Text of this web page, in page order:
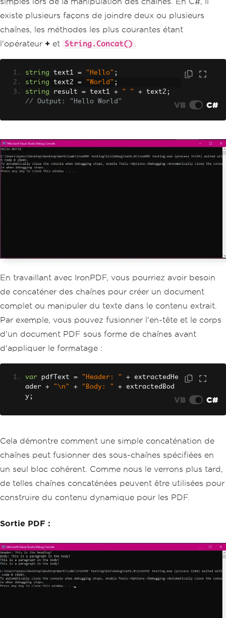
existe plusieurs façons de joindre deux ou plusieurs
chaînes, les méthodes les plus courantes étant
l'opérateur + et String.Concat()
string text1 = "Hello" ;
string text2 = "World" ;
string result = text1 + " " + text2 ;
// Output: "Hello World"
VB C#
En travaillant avec IronPDF, vous pourriez avoir besoin
de concaténer des chaînes pour créer un document
complet ou manipuler du texte dans le contenu extrait.
Par exemple, vous pouvez fusionner l'en-tête et le corps
d'un document PDF sous forme de chaînes avant
d'appliquer le formatage :
var pdfText = "Header: " + extractedHe
ader + "\n" + "Body: " + extractedBod
y; VB C#
Cela démontre comment une simple concaténation de
chaînes peut fusionner des sous-chaînes spécifiées en
un seul bloc cohérent. Comme nous le verrons plus tard,
de telles chaînes concaténées peuvent être utilisées pour
construire du contenu dynamique pour les PDF.
Sortie PDF :